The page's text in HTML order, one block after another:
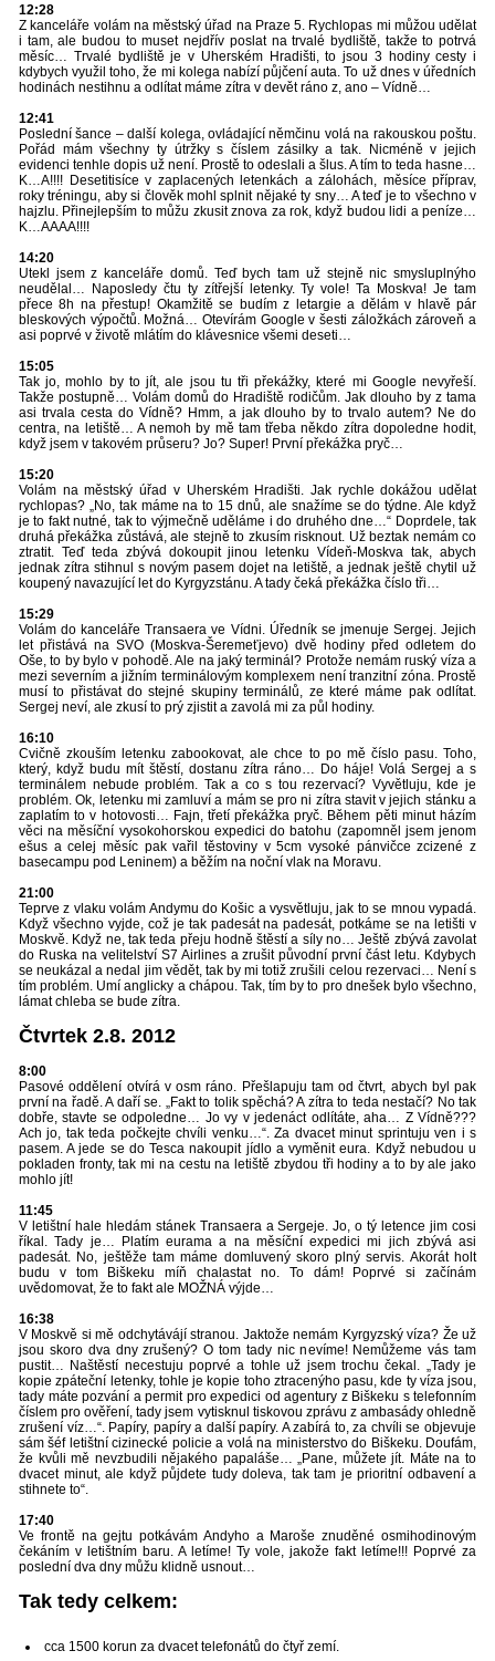
12:28
Z kanceláře volám na městský úřad na Praze 5. Rychlopas mi můžou udělat
i tam, ale budou to muset nejdřív poslat na trvalé bydliště, takže to potrvá
měsíc… Trvalé bydliště je v Uherském Hradišti, to jsou 3 hodiny cesty i
kdybych využil toho, že mi kolega nabízí půjčení auta. To už dnes v úředních
hodinách nestihnu a odlítat máme zítra v devět ráno z, ano – Vídně…
12:41
Poslední šance – další kolega, ovládající němčinu volá na rakouskou poštu.
Pořád mám všechny ty útržky s číslem zásilky a tak. Nicméně v jejich
evidenci tenhle dopis už není. Prostě to odeslali a šlus. A tím to teda hasne…
K…A!!!! Desetitisíce v zaplacených letenkách a zálohách, měsíce příprav,
roky tréningu, aby si člověk mohl splnit nějaké ty sny… A teď je to všechno v
hajzlu. Přinejlepším to můžu zkusit znova za rok, když budou lidi a peníze…
K…AAAA!!!!
14:20
Utekl jsem z kanceláře domů. Teď bych tam už stejně nic smysluplnýho
neudělal… Naposledy čtu ty zítřejší letenky. Ty vole! Ta Moskva! Je tam
přece 8h na přestup! Okamžitě se budím z letargie a dělám v hlavě pár
bleskových výpočtů. Možná… Otevírám Google v šesti záložkách zároveň a
asi poprvé v životě mlátím do klávesnice všemi deseti…
15:05
Tak jo, mohlo by to jít, ale jsou tu tři překážky, které mi Google nevyřeší.
Takže postupně… Volám domů do Hradiště rodičům. Jak dlouho by z tama
asi trvala cesta do Vídně? Hmm, a jak dlouho by to trvalo autem? Ne do
centra, na letiště… A nemoh by mě tam třeba někdo zítra dopoledne hodit,
když jsem v takovém průseru? Jo? Super! První překážka pryč…
15:20
Volám na městský úřad v Uherském Hradišti. Jak rychle dokážou udělat
rychlopas? „No, tak máme na to 15 dnů, ale snažíme se do týdne. Ale když
je to fakt nutné, tak to výjmečně uděláme i do druhého dne…“ Doprdele, tak
druhá překážka zůstává, ale stejně to zkusím risknout. Už beztak nemám co
ztratit. Teď teda zbývá dokoupit jinou letenku Vídeň-Moskva tak, abych
jednak zítra stihnul s novým pasem dojet na letiště, a jednak ještě chytil už
koupený navazující let do Kyrgyzstánu. A tady čeká překážka číslo tři…
15:29
Volám do kanceláře Transaera ve Vídni. Úředník se jmenuje Sergej. Jejich
let přistává na SVO (Moskva-Šeremeťjevo) dvě hodiny před odletem do
Oše, to by bylo v pohodě. Ale na jaký terminál? Protože nemám ruský víza a
mezi severním a jižním terminálovým komplexem není tranzitní zóna. Prostě
musí to přistávat do stejné skupiny terminálů, ze které máme pak odlítat.
Sergej neví, ale zkusí to prý zjistit a zavolá mi za půl hodiny.
16:10
Cvičně zkouším letenku zabookovat, ale chce to po mě číslo pasu. Toho,
který, když budu mít štěstí, dostanu zítra ráno… Do háje! Volá Sergej a s
terminálem nebude problém. Tak a co s tou rezervací? Vyvětluju, kde je
problém. Ok, letenku mi zamluví a mám se pro ni zítra stavit v jejich stánku a
zaplatím to v hotovosti… Fajn, třetí překážka pryč. Během pěti minut házím
věci na měsíční vysokohorskou expedici do batohu (zapomněl jsem jenom
ešus a celej měsíc pak vařil těstoviny v 5cm vysoké pánvičce zcizené z
basecampu pod Leninem) a běžím na noční vlak na Moravu.
21:00
Teprve z vlaku volám Andymu do Košic a vysvětluju, jak to se mnou vypadá.
Když všechno vyjde, což je tak padesát na padesát, potkáme se na letišti v
Moskvě. Když ne, tak teda přeju hodně štěstí a síly no… Ještě zbývá zavolat
do Ruska na velitelství S7 Airlines a zrušit původní první část letu. Kdybych
se neukázal a nedal jim vědět, tak by mi totiž zrušili celou rezervaci… Není s
tím problém. Umí anglicky a chápou. Tak, tím by to pro dnešek bylo všechno,
lámat chleba se bude zítra.
Čtvrtek 2.8. 2012
8:00
Pasové oddělení otvírá v osm ráno. Přešlapuju tam od čtvrt, abych byl pak
první na řadě. A daří se. „Fakt to tolik spěchá? A zítra to teda nestačí? No tak
dobře, stavte se odpoledne… Jo vy v jedenáct odlítáte, aha… Z Vídně???
Ach jo, tak teda počkejte chvíli venku…“. Za dvacet minut sprintuju ven i s
pasem. A jede se do Tesca nakoupit jídlo a vyměnit eura. Když nebudou u
pokladen fronty, tak mi na cestu na letiště zbydou tři hodiny a to by ale jako
mohlo jít!
11:45
V letištní hale hledám stánek Transaera a Sergeje. Jo, o tý letence jim cosi
říkal. Tady je… Platím eurama a na měsíční expedici mi jich zbývá asi
padesát. No, ještěže tam máme domluvený skoro plný servis. Akorát holt
budu v tom Biškeku míň chalastat no. To dám! Poprvé si začínám
uvědomovat, že to fakt ale MOŽNÁ výjde…
16:38
V Moskvě si mě odchytávájí stranou. Jaktože nemám Kyrgyzský víza? Že už
jsou skoro dva dny zrušený? O tom tady nic nevíme! Nemůžeme vás tam
pustit… Naštěstí necestuju poprvé a tohle už jsem trochu čekal. „Tady je
kopie zpáteční letenky, tohle je kopie toho ztracenýho pasu, kde ty víza jsou,
tady máte pozvání a permit pro expedici od agentury z Biškeku s telefonním
číslem pro ověření, tady jsem vytisknul tiskovou zprávu z ambasády ohledně
zrušení víz…“. Papíry, papíry a další papíry. A zabírá to, za chvíli se objevuje
sám šéf letištní cizinecké policie a volá na ministerstvo do Biškeku. Doufám,
že kvůli mě nevzbudili nějakého papaláše… „Pane, můžete jít. Máte na to
dvacet minut, ale když půjdete tudy doleva, tak tam je prioritní odbavení a
stihnete to“.
17:40
Ve frontě na gejtu potkávám Andyho a Maroše znuděné osmihodinovým
čekáním v letištním baru. A letíme! Ty vole, jakože fakt letíme!!! Poprvé za
poslední dva dny můžu klidně usnout…
Tak tedy celkem:
cca 1500 korun za dvacet telefonátů do čtyř zemí.